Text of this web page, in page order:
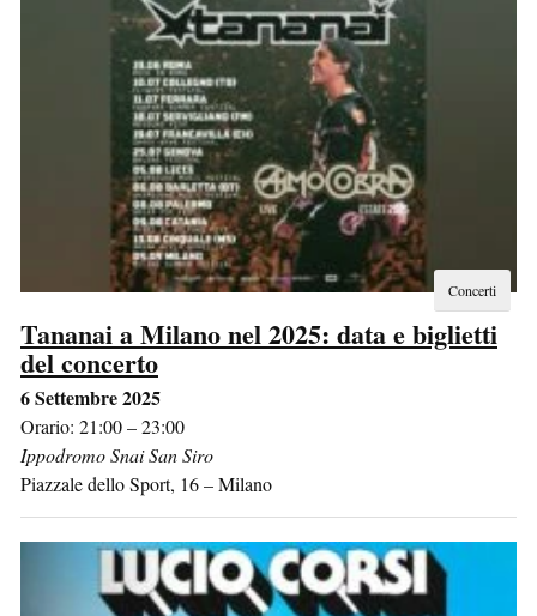
Concerti
Tananai a Milano nel 2025: data e biglietti
del concerto
6 Settembre 2025
Orario: 21:00 – 23:00
Ippodromo Snai San Siro
Piazzale dello Sport, 16–Milano